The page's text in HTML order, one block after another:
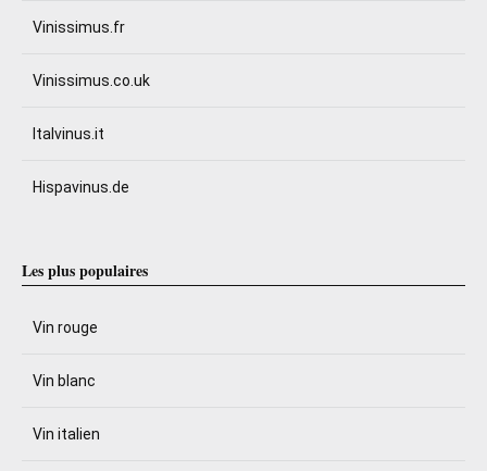
Vinissimus.fr
Vinissimus.co.uk
Italvinus.it
Hispavinus.de
Les plus populaires
Vin rouge
Vin blanc
Vin italien